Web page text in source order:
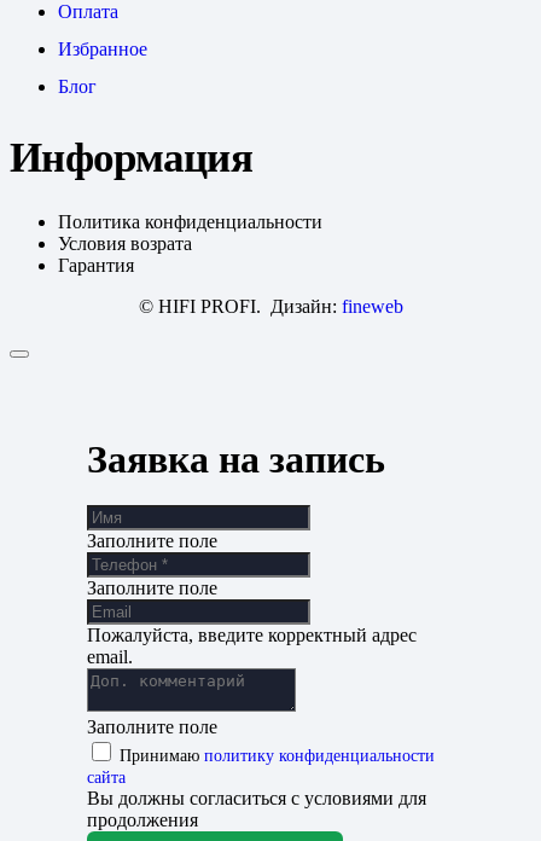
Оплата
Избранное
Блог
Информация
Политика конфиденциальности
Условия возрата
Гарантия
© HIFI PROFI. Дизайн: fineweb
Заявка на запись
Заполните поле
Заполните поле
Пожалуйста, введите корректный адрес
email.
Заполните поле
Принимаю политику конфиденциальности
сайта
Вы должны согласиться с условиями для
продолжения